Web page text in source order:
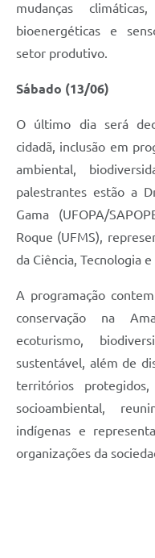
mudanças
bioenergéticas e
setor produtivo.
Sábado (13/06)
O último dia será
cidadã, inclusão em
ambiental,
palestrantes estão a
Gama (UFOPA/
Roque (UFMS),
da Ciência, Tecnologia e
A programação
conservação na
ecoturismo,
sustentável, além de
territórios
socioambiental,
indígenas e
organizações da